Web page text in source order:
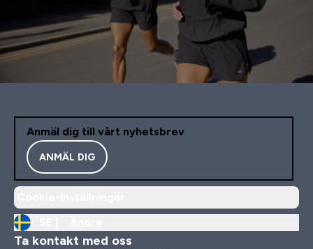
Anmäl dig till vårt nyhetsbrev
ANMÄL DIG
Ta kontakt med oss